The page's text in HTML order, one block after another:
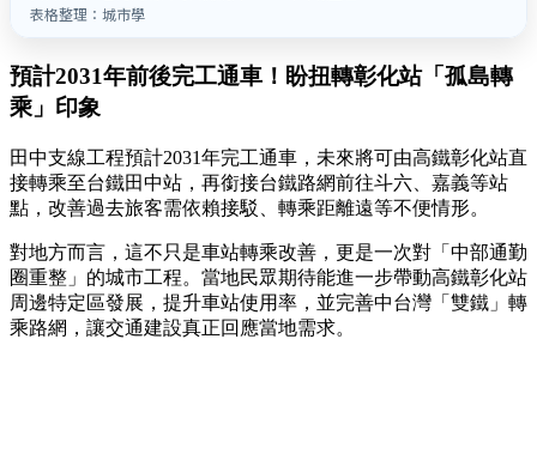
表格整理：城市學
預計2031年前後完工通車！盼扭轉彰化站「孤島轉
乘」印象
田中支線工程預計2031年完工通車，未來將可由高鐵彰化站直
接轉乘至台鐵田中站，再銜接台鐵路網前往斗六、嘉義等站
點，改善過去旅客需依賴接駁、轉乘距離遠等不便情形。
對地方而言，這不只是車站轉乘改善，更是一次對「中部通勤
圈重整」的城市工程。當地民眾期待能進一步帶動高鐵彰化站
周邊特定區發展，提升車站使用率，並完善中台灣「雙鐵」轉
乘路網，讓交通建設真正回應當地需求。